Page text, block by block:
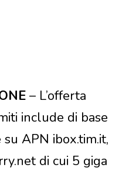
– L’offerta
include di base
APN ibox.tim.it,
di cui 5 giga